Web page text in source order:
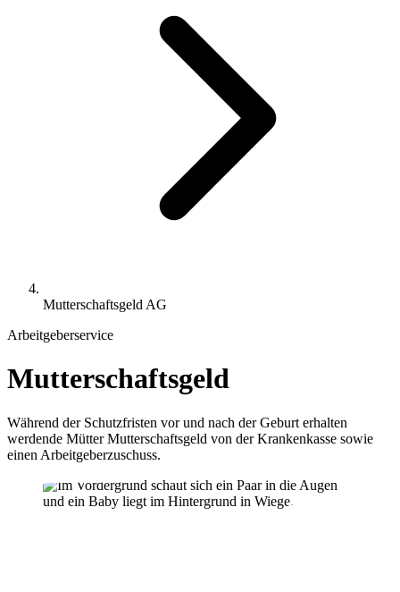
Mutterschaftsgeld AG
Arbeitgeberservice
Mutterschaftsgeld
Während der Schutzfristen vor und nach der Geburt erhalten
werdende Mütter Mutterschaftsgeld von der Krankenkasse sowie
einen Arbeitgeberzuschuss.